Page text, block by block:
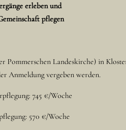
erleben und
pflegen
Pommerschen Landeskirche) in
Anmeldung vergeben werden.
745 €/Woche
570 €/Woche